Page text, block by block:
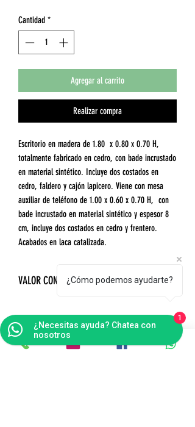
Cantidad *
Agregar al carrito
Realizar compra
Escritorio en madera de 1.80 x 0.80 x 0.70 H,
totalmente fabricado en cedro, con bade incrustado
en material sintético. Incluye dos costados en
cedro, faldero y cajón lapicero. Viene con mesa
auxiliar de teléfono de 1.00 x 0.60 x 0.70 H, con
bade incrustado en material sintético y espesor 8
cm, incluye dos costados en cedro y frentero.
Acabados en laca catalizada.
VALOR CON IVA INCLUIDO¿Cómo podemos ayudarte?
¿Necesitas ayuda? Chatea con
nosotros
1